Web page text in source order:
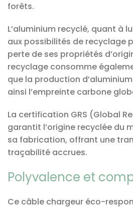
forêts.
L’aluminium recyclé, quant à
aux possibilités de recyclage
perte de ses propriétés
recyclage consomme
que la production
ainsi l’empreinte carbone
La certification GRS (Global
garantit l’origine recyclée du
sa fabrication, offrant une
traçabilité accrues.
Polyvalence et
Ce câble chargeur éco-